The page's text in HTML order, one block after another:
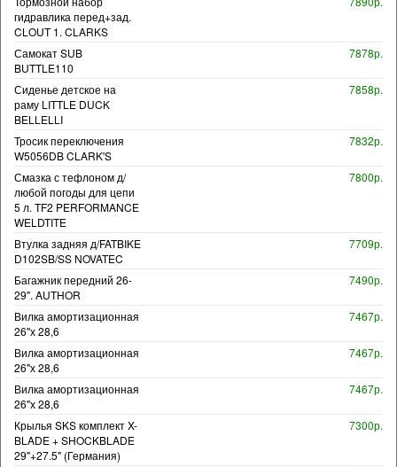
гидравлика перед+зад.
CLOUT 1. CLARKS
Самокат SUB
BUTTLE110
7878р.
Сиденье детское на
раму LITTLE DUCK
BELLELLI
7858р.
Тросик переключения
W5056DB CLARK'S
7832р.
Смазка с тефлоном д/
любой погоды для цепи
5 л. TF2 PERFORMANCE
WELDTITE
7800р.
Втулка задняя д/FATBIKE
D102SB/SS NOVATEC
7709р.
Багажник передний 26-
29". AUTHOR
7490р.
Вилка амортизационная
26"х 28,6
7467р.
Вилка амортизационная
26"х 28,6
7467р.
Вилка амортизационная
26"х 28,6
7467р.
Крылья SKS комплект X-
BLADE + SHOCKBLADE
29"+27.5" (Германия)
7300р.